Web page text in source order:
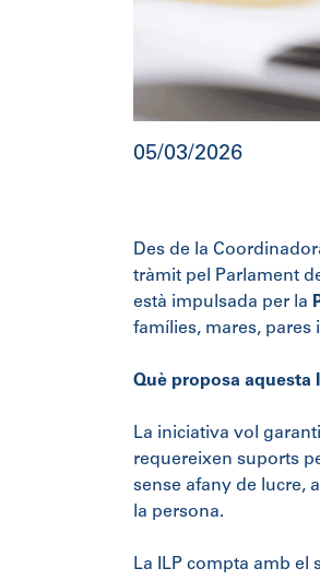
05/03/2026
Des de la
tràmit pel Parlament
està impulsada per la
famílies, mares, pares
Què proposa aquesta
La iniciativa vol
requereixen suports
sense afany de lucre,
la persona.
La ILP compta amb el